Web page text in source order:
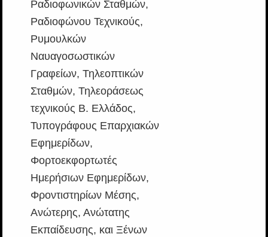
Ραδιοφωνικών Σταθμών,
Ραδιοφώνου Τεχνικούς,
Ρυμουλκών
Ναυαγοσωστικών
Γραφείων, Τηλεοπτικών
Σταθμών, Τηλεοράσεως
τεχνικούς Β. Ελλάδος,
Τυπογράφους Επαρχιακών
Εφημερίδων,
Φορτοεκφορτωτές
Ημερήσιων Εφημερίδων,
Φροντιστηρίων Μέσης,
Ανώτερης, Ανώτατης
Εκπαίδευσης, και Ξένων